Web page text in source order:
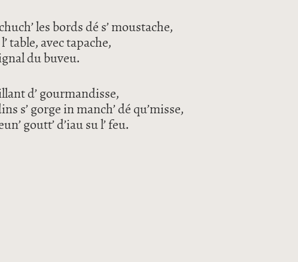
les bords dé s’ moustache,
table, avec tapache,
du buveu.
d’ gourmandisse,
s’ gorge in manch’ dé qu’misse,
goutt’ d’iau su l’ feu.